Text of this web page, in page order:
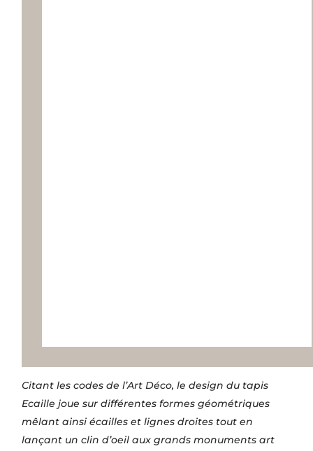
Citant les codes de l’Art Déco, le design du tapis
Ecaille joue sur différentes formes géométriques
mêlant ainsi écailles et lignes droites tout en
lançant un clin d’oeil aux grands monuments art